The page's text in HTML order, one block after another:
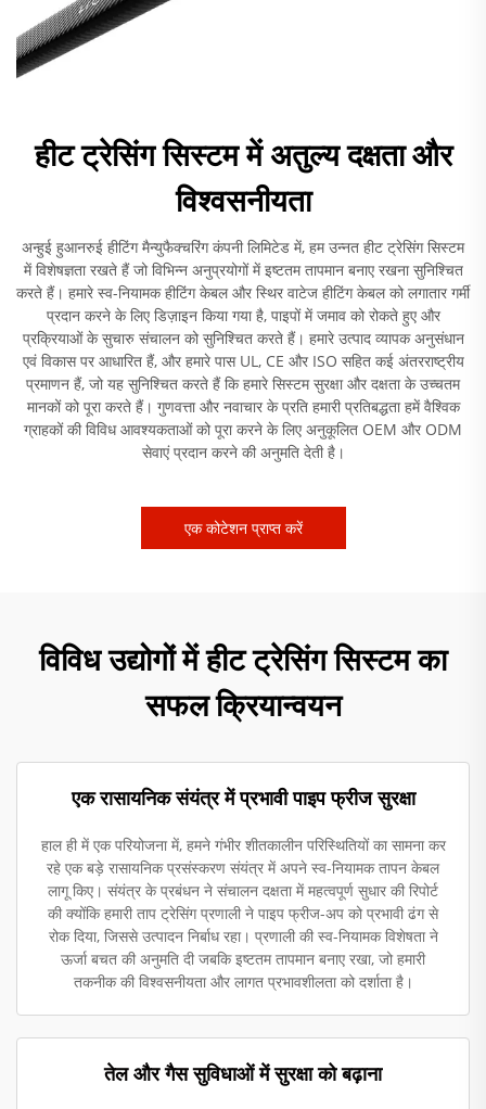
हीट ट्रेसिंग सिस्टम में अतुल्य दक्षता और
विश्वसनीयता
अन्हुई हुआनरुई हीटिंग मैन्युफैक्चरिंग कंपनी लिमिटेड में, हम उन्नत हीट ट्रेसिंग सिस्टम
में विशेषज्ञता रखते हैं जो विभिन्न अनुप्रयोगों में इष्टतम तापमान बनाए रखना सुनिश्चित
करते हैं। हमारे स्व-नियामक हीटिंग केबल और स्थिर वाटेज हीटिंग केबल को लगातार गर्मी
प्रदान करने के लिए डिज़ाइन किया गया है, पाइपों में जमाव को रोकते हुए और
प्रक्रियाओं के सुचारु संचालन को सुनिश्चित करते हैं। हमारे उत्पाद व्यापक अनुसंधान
एवं विकास पर आधारित हैं, और हमारे पास UL, CE और ISO सहित कई अंतरराष्ट्रीय
प्रमाणन हैं, जो यह सुनिश्चित करते हैं कि हमारे सिस्टम सुरक्षा और दक्षता के उच्चतम
मानकों को पूरा करते हैं। गुणवत्ता और नवाचार के प्रति हमारी प्रतिबद्धता हमें वैश्विक
ग्राहकों की विविध आवश्यकताओं को पूरा करने के लिए अनुकूलित OEM और ODM
सेवाएं प्रदान करने की अनुमति देती है।
एक कोटेशन प्राप्त करें
विविध उद्योगों में हीट ट्रेसिंग सिस्टम का
सफल क्रियान्वयन
एक रासायनिक संयंत्र में प्रभावी पाइप फ्रीज सुरक्षा
हाल ही में एक परियोजना में, हमने गंभीर शीतकालीन परिस्थितियों का सामना कर
रहे एक बड़े रासायनिक प्रसंस्करण संयंत्र में अपने स्व-नियामक तापन केबल
लागू किए। संयंत्र के प्रबंधन ने संचालन दक्षता में महत्वपूर्ण सुधार की रिपोर्ट
की क्योंकि हमारी ताप ट्रेसिंग प्रणाली ने पाइप फ्रीज-अप को प्रभावी ढंग से
रोक दिया, जिससे उत्पादन निर्बाध रहा। प्रणाली की स्व-नियामक विशेषता ने
ऊर्जा बचत की अनुमति दी जबकि इष्टतम तापमान बनाए रखा, जो हमारी
तकनीक की विश्वसनीयता और लागत प्रभावशीलता को दर्शाता है।
तेल और गैस सुविधाओं में सुरक्षा को बढ़ाना